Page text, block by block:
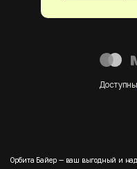
Доступны
Орбита Байер — ваш выгодный и